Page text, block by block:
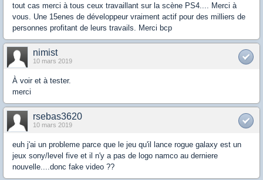
tout cas merci à tous ceux travaillant sur la scène PS4.... Merci à
vous. Une 15enes de développeur vraiment actif pour des milliers de
personnes profitant de leurs travails. Merci bcp
nimist
10 mars 2019
À voir et à tester.
merci
rsebas3620
10 mars 2019
euh j'ai un probleme parce que le jeu qu'il lance rogue galaxy est un
jeux sony/level five et il n'y a pas de logo namco au derniere
nouvelle....donc fake video ??